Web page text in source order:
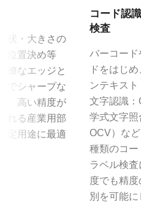
インターフェース
Mini Camera Link
センサ
ICX274AK
センササイズ
取扱説明書＆データシート -
マニュアル - CB-200MCL
データシート - CB-200MCL
出力コネクタB / F（型番）
B ( VA-055 B )：12pin仕様
F ( VA-055 F )：6pin仕様
MP-40 三脚マウ
MP-40はCシリーズおよびCV-
カメラへの固定は2点留めになり
固定用 M3スクリューネジ付属
状・大きさの
位置決め等
瞭なエッジと
でシャープな
、高い精度が
れる産業用部
定用途に最適
コード認
検査
バーコード
ドをはじ
ンテキス
文字認識
学式文字照
OCV）な
種類のコー
ラベル検査
度でも精度
別を可能に